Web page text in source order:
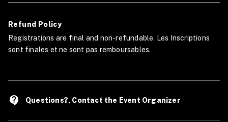
Refund Policy
Registrations are final and non-refundable. Les Inscriptions
sont finales et ne sont pas remboursables.
contact_support Questions?, Contact the Event Organizer